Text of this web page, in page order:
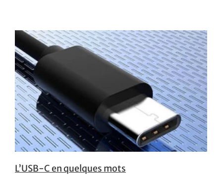
L’USB-C en quelques mots